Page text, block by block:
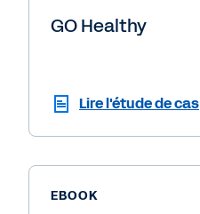
GO Healthy
Lire l'étude de cas
EBOOK